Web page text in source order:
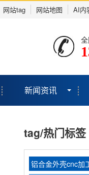
网站tag 网站地图 AI内
新闻资讯
tag/热门标签
铝合金外壳cnc加